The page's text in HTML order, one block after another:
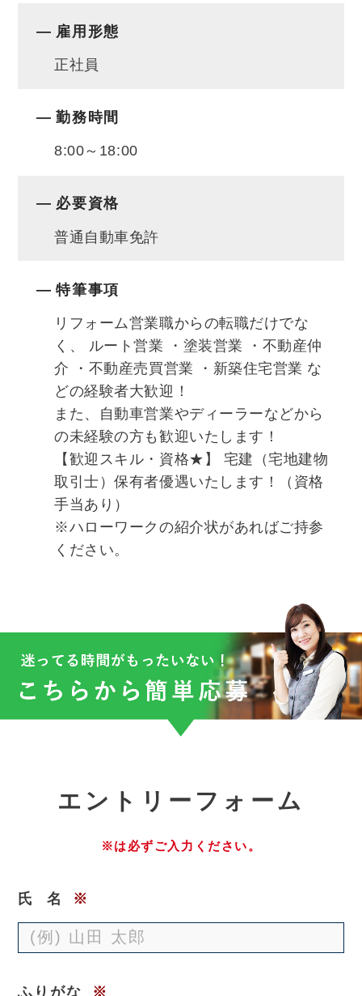
雇用形態
正社員
勤務時間
8:00～18:00
必要資格
普通自動車免許
特筆事項
リフォーム営業職からの転職だけでな
く、 ルート営業 ・塗装営業 ・不動産仲
介 ・不動産売買営業 ・新築住宅営業 な
どの経験者大歓迎！
また、自動車営業やディーラーなどから
の未経験の方も歓迎いたします！
【歓迎スキル・資格★】 宅建（宅地建物
取引士）保有者優遇いたします！（資格
手当あり）
※ハローワークの紹介状があればご持参
ください。
エ ントリーフォーム
※は必ずご入力ください。
氏名 ※
ふりがな ※